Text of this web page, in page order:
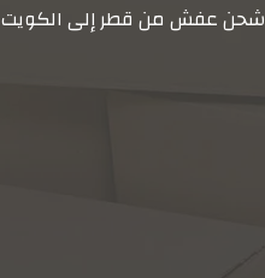
شحن عفش من قطر إلى الكويت